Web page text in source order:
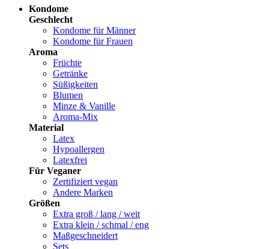
Kondome
Geschlecht
Kondome für Männer
Kondome für Frauen
Aroma
Früchte
Getränke
Süßigkeiten
Blumen
Minze & Vanille
Aroma-Mix
Material
Latex
Hypoallergen
Latexfrei
Für Veganer
Zertifiziert vegan
Andere Marken
Größen
Extra groß / lang / weit
Extra klein / schmal / eng
Maßgeschneidert
Sets